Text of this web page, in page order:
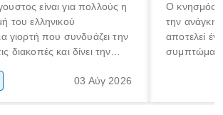
είναι για πολλούς η
του ελληνικού
γιορτή που συνδυάζει την
διακοπές και δίνει την
για λίγες μέρες03 Αύγ 2026
Ο κνησμός
την ανάγκη
αποτελεί